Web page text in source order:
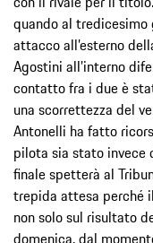
quando al
attacco all’esterno
Agostini all’interno
contatto fra i due è
una scorrettezza del
Antonelli ha fatto
pilota sia stato invece
finale spetterà al
trepida attesa perché
non solo sul risultato
domenica, dal